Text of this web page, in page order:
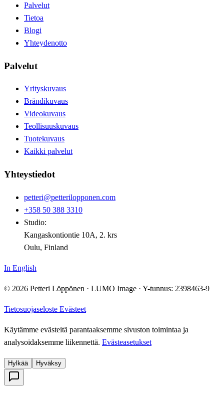
Palvelut
Tietoa
Blogi
Yhteydenotto
Palvelut
Yrityskuvaus
Brändikuvaus
Videokuvaus
Teollisuuskuvaus
Tuotekuvaus
Kaikki palvelut
Yhteystiedot
petteri@petterilopponen.com
+358 50 388 3310
Studio:
Kangaskontiontie 10A, 2. krs
Oulu, Finland
In English
© 2026 Petteri Löppönen · LUMO Image · Y-tunnus: 2398463-9
Tietosuojaseloste Evästeet
Käytämme evästeitä parantaaksemme sivuston toimintaa ja
analysoidaksemme liikennettä. Evästeasetukset
Hylkää Hyväksy